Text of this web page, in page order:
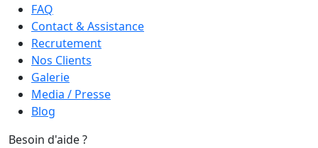
FAQ
Contact & Assistance
Recrutement
Nos Clients
Galerie
Media / Presse
Blog
Besoin d'aide ?